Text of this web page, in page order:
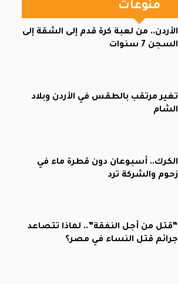
منوعات
الأردن.. من لعبة كرة قدم إلى الشقة إلى
السجن 7 سنوات
تغير مرتقب بالطقس في الأردن وبلاد
الشام
الكرك.. أسبوعان دون قطرة ماء في
زحوم والشركة ترد
“قتل من أجل النفقة”.. لماذا تتصاعد
جرائم قتل النساء في مصر؟